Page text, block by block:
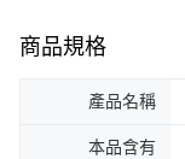
商品規格
產品名稱
本品含有